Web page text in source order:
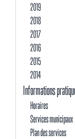
2019
2018
2017
2016
2015
2014
Informations
Horaires
Services municipaux
Plan des services